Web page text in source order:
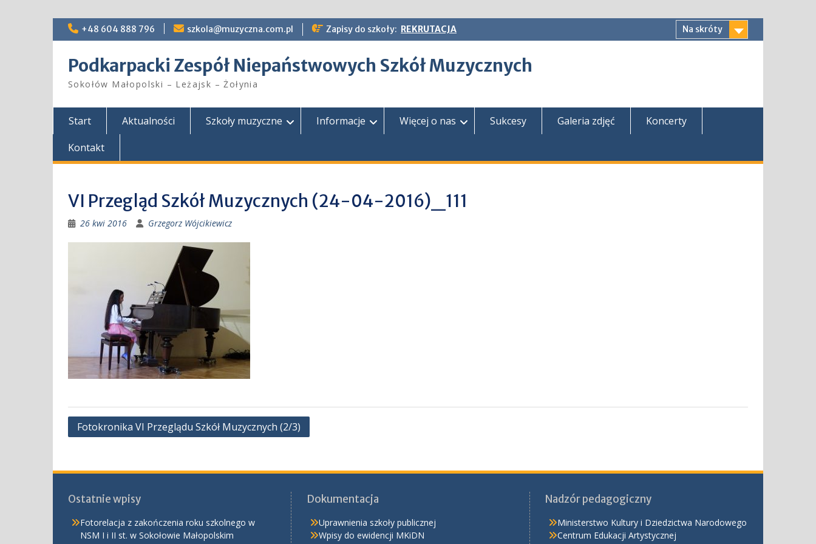
Skip
+48 604 888 796 szkola@muzyczna.com.pl Zapisy do szkoły: REKRUTACJA Na skróty
Podkarpacki Zespół Niepaństwowych Szkół Muzycznych
Sokołów Małopolski – Leżajsk – Żołynia
Start Aktualności Szkoły muzyczne Informacje Więcej o nas Sukcesy Galeria zdjęć
Koncerty
Kontakt
VI Przegląd Szkół Muzycznych (24-04-2016)_111
26 kwi 2016 Grzegorz Wójcikiewicz
Nawigacja
Fotokronika VI Przeglądu Szkół Muzycznych (2/3)
Ostatnie wpisy
Fotorelacja z zakończenia roku szkolnego w
NSM I i II st. w Sokołowie Małopolskim
Dokumentacja
Uprawnienia szkoły publicznej
Wpisy do ewidencji MKiDN
Nadzór pedagogiczny
Ministerstwo Kultury i Dziedzictwa Narodowego
Centrum Edukacji Artystycznej